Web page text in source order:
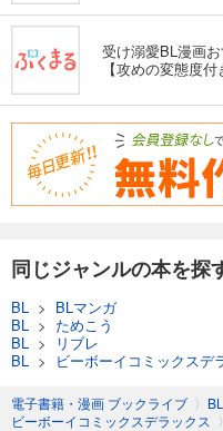
受け溺愛BL漫画
【攻めの変態度付
同じジャンルの本を探
BL > BLマンガ
BL
> ためこう
BL
>
リブレ
BL
> ビーボーイコミックスデ
電子書籍・漫画 ブックライブ 〉
ビーボーイコミックスデラックス 〉